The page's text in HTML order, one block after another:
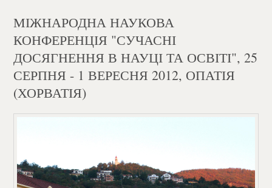
МІЖНАРОДНА НАУКОВА
КОНФЕРЕНЦІЯ "СУЧАСНІ
ДОСЯГНЕННЯ В НАУЦІ ТА ОСВІТІ", 25
СЕРПНЯ - 1 ВЕРЕСНЯ 2012, ОПАТІЯ
(ХОРВАТІЯ)